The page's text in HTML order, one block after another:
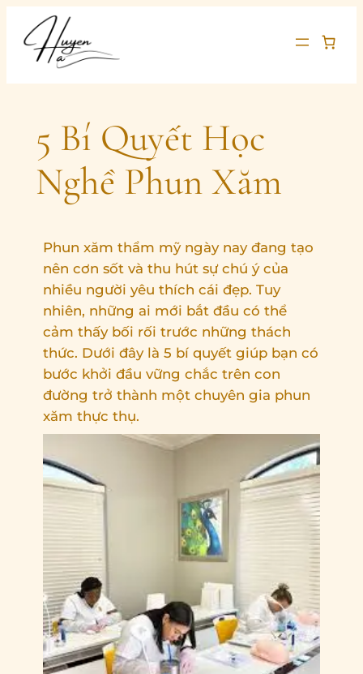
Chuyển
đến
phần
5 Bí Quyết Học
Nghề Phun Xăm
Phun xăm thẩm mỹ ngày nay đang tạo
nên cơn sốt và thu hút sự chú ý của
nhiều người yêu thích cái đẹp. Tuy
nhiên, những ai mới bắt đầu có thể
cảm thấy bối rối trước những thách
thức. Dưới đây là 5 bí quyết giúp bạn có
bước khởi đầu vững chắc trên con
đường trở thành một chuyên gia phun
xăm thực thụ.